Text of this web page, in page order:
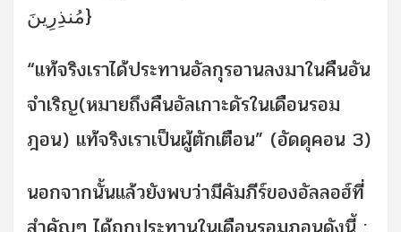
مُنذِرِينَ}
“แท้จริงเราได้ประทานอัลกุรอานลงมาในคืนอัน
จำเริญ(หมายถึงคืนอัลเกาะดัรในเดือนรอม
ฎอน) แท้จริงเราเป็นผู้ตักเตือน” (อัดดุคอน 3)
นอกจากนั้นแล้วยังพบว่ามีคัมภีร์ของอัลลอฮ์ที่